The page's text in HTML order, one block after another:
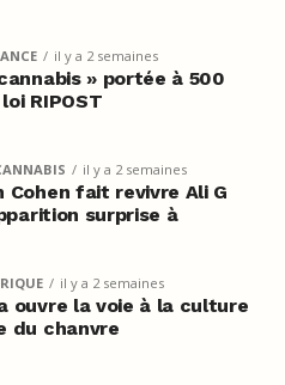
il y a 2 semaines
» portée à 500
RIPOST
il y a 2 semaines
Cohen fait revivre Ali G
surprise à
il y a 2 semaines
ouvre la voie à la culture
du chanvre